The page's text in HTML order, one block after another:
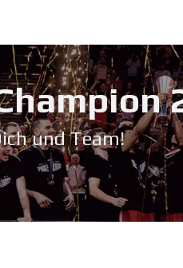
und Team!